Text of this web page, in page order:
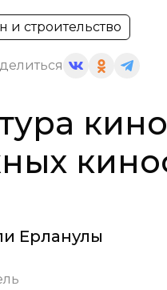
и строительство
Ерланулы